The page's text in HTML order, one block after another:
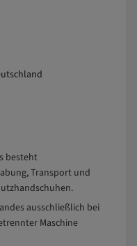
besteht
Transport und
ausschließlich bei
Maschine